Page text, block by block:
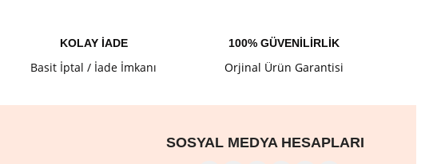
KOLAY İADE
Basit İptal / İade İmkanı
100% GÜVENİLİRLİK
Orjinal Ürün Garantisi
SOSYAL MEDYA HESAPLARI